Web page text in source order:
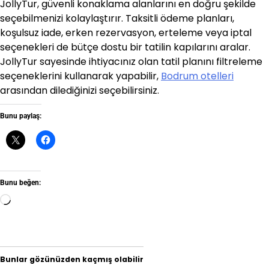
JollyTur, güvenli konaklama alanlarını en doğru şekilde
seçebilmenizi kolaylaştırır. Taksitli ödeme planları,
koşulsuz iade, erken rezervasyon, erteleme veya iptal
seçenekleri de bütçe dostu bir tatilin kapılarını aralar.
JollyTur sayesinde ihtiyacınız olan tatil planını filtreleme
seçeneklerini kullanarak yapabilir, Bodrum otelleri
arasından dilediğinizi seçebilirsiniz.
Bunu paylaş:
Bunu beğen:
Yükleniyor...
Bunlar gözünüzden kaçmış olabilir